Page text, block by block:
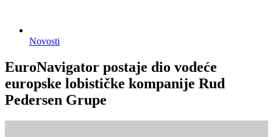
Novosti
EuroNavigator postaje dio vodeće
europske lobističke kompanije Rud
Pedersen Grupe